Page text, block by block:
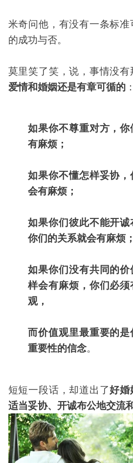
米奇问他，有没有一条标准
的成功与否。
莫里笑了笑，说，事情没有
爱情和婚姻还是有章可循的：
如果你不尊重对方，
有麻烦；
如果你不懂怎样妥协
会有麻烦；
如果你们彼此不能开诚
你们的关系就会有麻烦；
如果你们没有共同的价
样会有麻烦，你们必
观，
而价值观里最重要的
重要性的信念。
短短一段话，却道出了好婚
适当妥协、开诚布公地交流